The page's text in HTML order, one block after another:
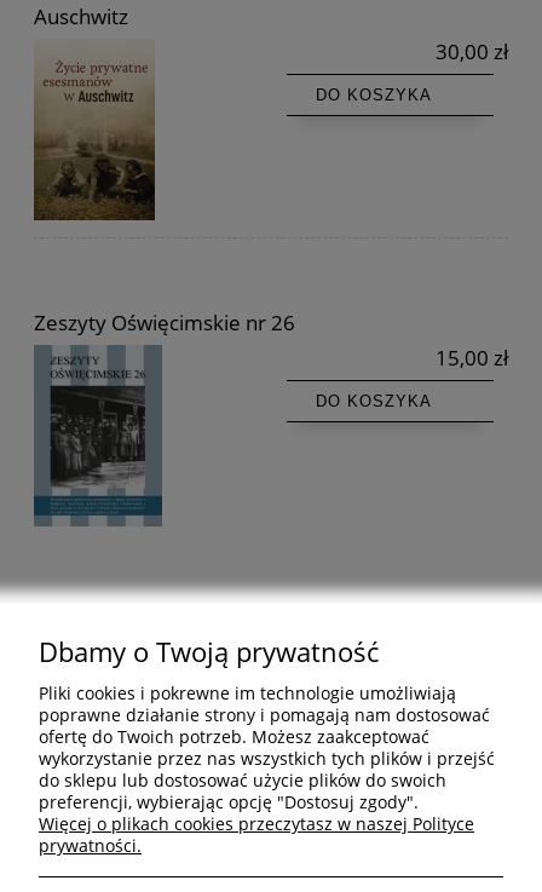
Auschwitz
30,00 zł
DO KOSZYKA
Zeszyty Oświęcimskie nr 26
15,00 zł
DO KOSZYKA
Pomoc
Informacje
Inne
Dbamy o Twoją prywatność
Pliki cookies i pokrewne im technologie umożliwiają
poprawne działanie strony i pomagają nam dostosować
ofertę do Twoich potrzeb. Możesz zaakceptować
wykorzystanie przez nas wszystkich tych plików i przejść
do sklepu lub dostosować użycie plików do swoich
preferencji, wybierając opcję "Dostosuj zgody".
Więcej o plikach cookies przeczytasz w naszej Polityce
prywatności.